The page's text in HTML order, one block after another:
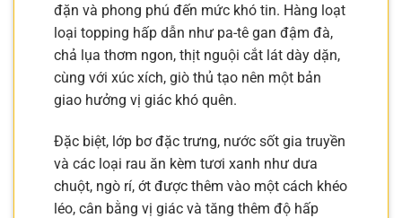
đặn và phong phú đến mức khó tin. Hàng loạt
loại topping hấp dẫn như pa-tê gan đậm đà,
chả lụa thơm ngon, thịt nguội cắt lát dày dặn,
cùng với xúc xích, giò thủ tạo nên một bản
giao hưởng vị giác khó quên.
Đặc biệt, lớp bơ đặc trưng, nước sốt gia truyền
và các loại rau ăn kèm tươi xanh như dưa
chuột, ngò rí, ớt được thêm vào một cách khéo
léo, cân bằng vị giác và tăng thêm độ hấp